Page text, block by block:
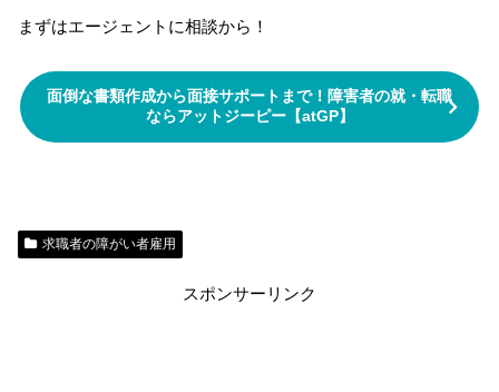
まずはエージェントに相談から！
面倒な書類作成から面接サポートまで！障害者の就・転職
ならアットジーピー【atGP】
求職者の障がい者雇用
スポンサーリンク